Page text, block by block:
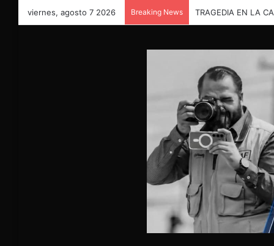
viernes, agosto 7 2026 Breaking News